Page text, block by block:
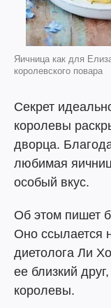
Яичница как для
королевского повара
Секрет
королевы
дворца.
любимая
особый вкус.
Об этом пишет
Оно ссылается
диетолога Ли
ее близкий
королевы.